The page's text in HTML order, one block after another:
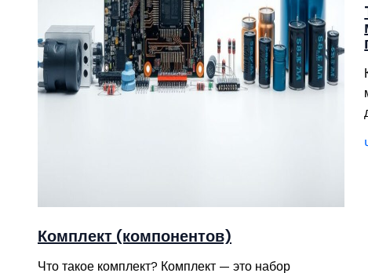
Комплект (компонентов)
Что такое комплект? Комплект — это набор